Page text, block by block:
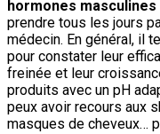
hormones masculines
prendre tous les jours
médecin. En général, il
pour constater leur
freinée et leur
produits avec un pH
peux avoir recours aux
masques de cheveux…